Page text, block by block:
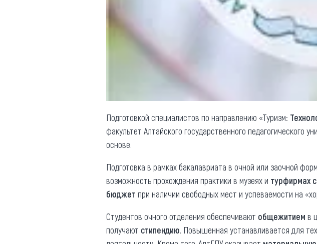
Подготовкой специалистов по направлению «Туризм:
факультет Алтайского государственного
основе.
Подготовка в рамках бакалавриата в очной или заочной
возможность прохождения практики в музеях и турфирмах
бюджет при наличии свободных мест и успеваемости на
Студентов очного отделения обеспечивают общежитием в
получают стипендию. Повышенная устанавливается для